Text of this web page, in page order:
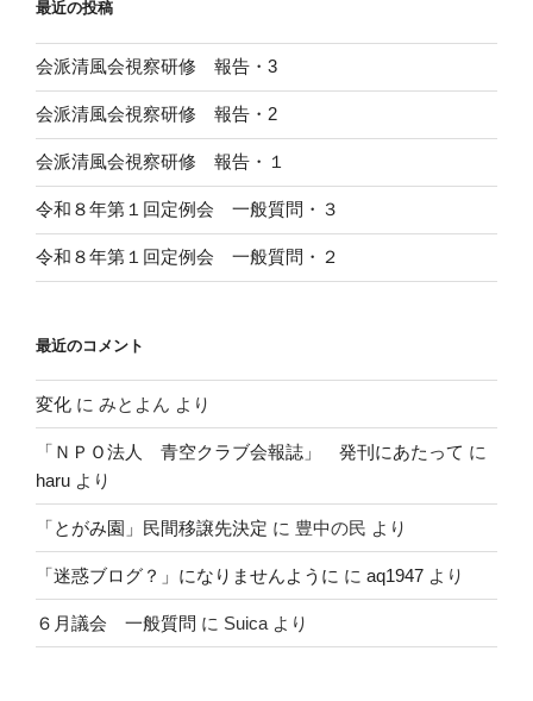
ョ
ン
最近の投稿
会派清風会視察研修 報告・3
会派清風会視察研修 報告・2
会派清風会視察研修 報告・１
令和８年第１回定例会 一般質問・３
令和８年第１回定例会 一般質問・２
最近のコメント
変化 に みとよん より
「ＮＰＯ法人 青空クラブ会報誌」 発刊にあたって に
haru より
「とがみ園」民間移譲先決定 に 豊中の民 より
「迷惑ブログ？」になりませんように に aq1947 より
６月議会 一般質問 に Suica より